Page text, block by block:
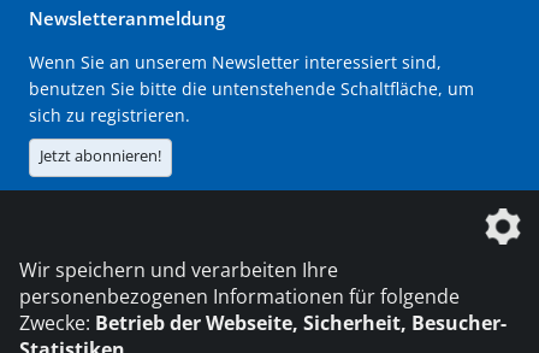
Newsletteranmeldung
Wenn Sie an unserem Newsletter interessiert sind,
benutzen Sie bitte die untenstehende Schaltfläche, um
sich zu registrieren.
Jetzt abonnieren!
Die DVS Media GmbH ist ein Unternehmen der
Wir speichern und verarbeiten Ihre
personenbezogenen Informationen für folgende
Zwecke: Betrieb der Webseite, Sicherheit, Besucher-